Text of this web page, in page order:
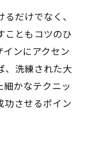
ニック
原因と対策
スを減らす
だけでなく、
こともコツのひ
インにアクセン
、洗練された大
かなテクニッ
功させるポイン